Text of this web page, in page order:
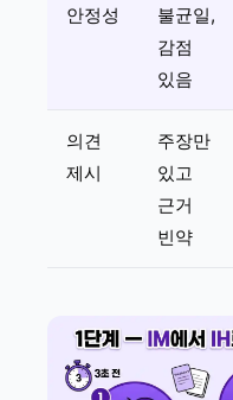
안정성
불균일,
감점
있음
의견
제시
주장만
있고
근거
빈약